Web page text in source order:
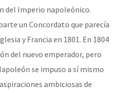
del Imperio napoleónico.
un Concordato que parecía
y Francia en 1801. En 1804
del nuevo emperador, pero
se impuso a sí mismo
ambiciosas de